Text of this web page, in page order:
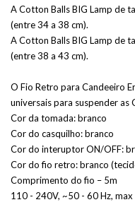
A Cotton Balls BIG Lamp de
(entre 34 a 38 cm).
A Cotton Balls BIG Lamp de
(entre 38 a 43 cm).
O Fio Retro para Candeeiro
universais para suspender as
Cor da tomada: branco
Cor do casquilho: branco
Cor do interuptor ON/OFF:
Cor do fio retro: branco
Comprimento do fio – 5m
110 - 240V, ~50 - 60 Hz,